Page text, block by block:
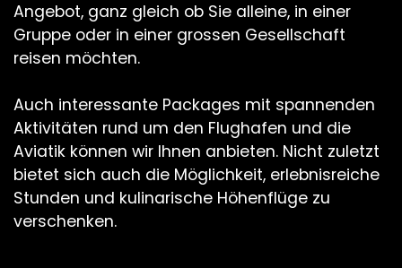
Angebot, ganz gleich ob Sie alleine, in einer
Gruppe oder in einer grossen Gesellschaft
reisen möchten.
Auch interessante Packages mit spannenden
Aktivitäten rund um den Flughafen und die
Aviatik können wir Ihnen anbieten. Nicht zuletzt
bietet sich auch die Möglichkeit, erlebnisreiche
Stunden und kulinarische Höhenflüge zu
verschenken.